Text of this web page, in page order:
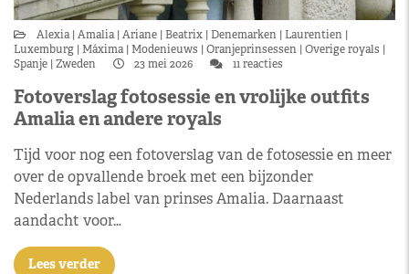
Alexia Amalia Ariane Beatrix Denemarken Laurentien
Luxemburg Máxima Modenieuws Oranjeprinsessen Overige royals
Spanje Zweden 23 mei 2026 11 reacties
Fotoverslag fotosessie en vrolijke outfits
Amalia en andere royals
Tijd voor nog een fotoverslag van de fotosessie en meer
over de opvallende broek met een bijzonder
Nederlands label van prinses Amalia. Daarnaast
aandacht voor…
Lees verder